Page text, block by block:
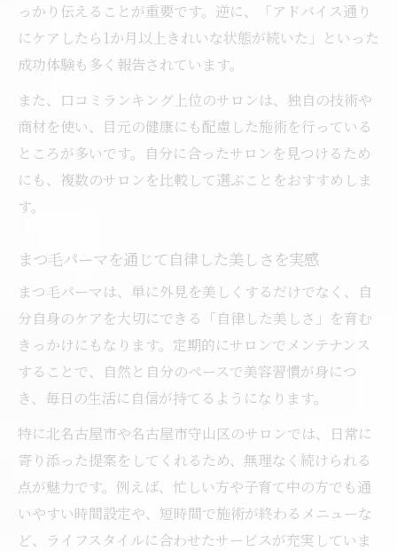
っかり伝えることが重要です。逆に、「アドバイス通り
にケアしたら1か月以上きれいな状態が続いた」といった
成功体験も多く報告されています。
また、口コミランキング上位のサロンは、独自の技術や
商材を使い、目元の健康にも配慮した施術を行っている
ところが多いです。自分に合ったサロンを見つけるため
にも、複数のサロンを比較して選ぶことをおすすめしま
す。
まつ毛パーマを通じて自律した美しさを実感
まつ毛パーマは、単に外見を美しくするだけでなく、自
分自身のケアを大切にできる「自律した美しさ」を育む
きっかけにもなります。定期的にサロンでメンテナンス
することで、自然と自分のペースで美容習慣が身につ
き、毎日の生活に自信が持てるようになります。
特に北名古屋市や名古屋市守山区のサロンでは、日常に
寄り添った提案をしてくれるため、無理なく続けられる
点が魅力です。例えば、忙しい方や子育て中の方でも通
いやすい時間設定や、短時間で施術が終わるメニューな
ど、ライフスタイルに合わせたサービスが充実していま